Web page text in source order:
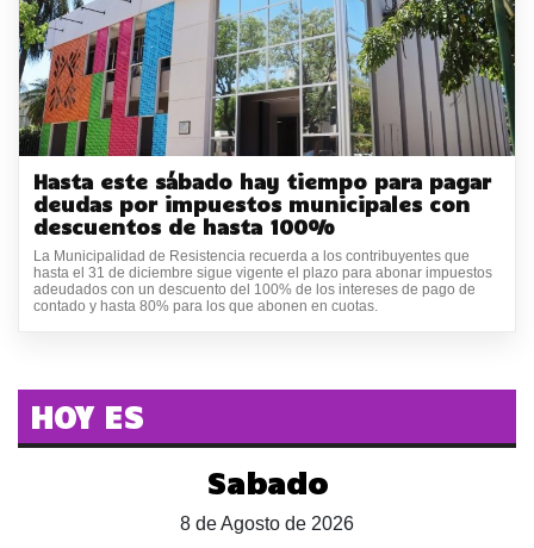
Hasta este sábado hay tiempo para pagar
deudas por impuestos municipales con
descuentos de hasta 100%
La Municipalidad de Resistencia recuerda a los contribuyentes que
hasta el 31 de diciembre sigue vigente el plazo para abonar impuestos
adeudados con un descuento del 100% de los intereses de pago de
contado y hasta 80% para los que abonen en cuotas.
HOY ES
Sabado
8 de Agosto de 2026